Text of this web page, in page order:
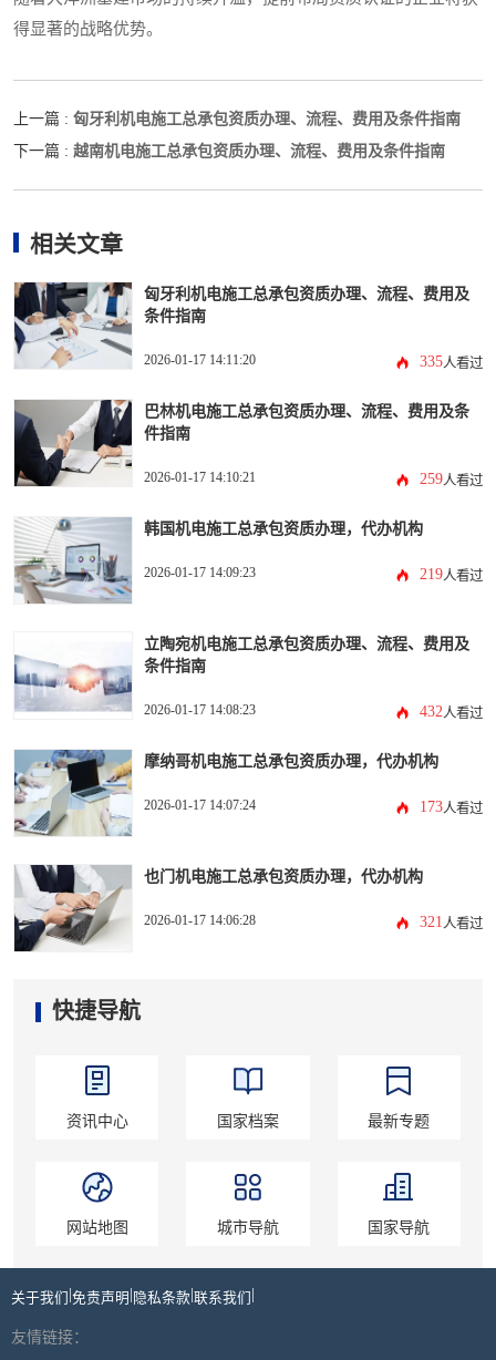
得显著的战略优势。
上一篇 : 匈牙利机电施工总承包资质办理、流程、费用及条件指南
下一篇 : 越南机电施工总承包资质办理、流程、费用及条件指南
相关文章
匈牙利机电施工总承包资质办理、流程、费用及
条件指南
2026-01-17 14:11:20 335人看过
巴林机电施工总承包资质办理、流程、费用及条
件指南
2026-01-17 14:10:21 259人看过
韩国机电施工总承包资质办理，代办机构
2026-01-17 14:09:23 219人看过
立陶宛机电施工总承包资质办理、流程、费用及
条件指南
2026-01-17 14:08:23 432人看过
摩纳哥机电施工总承包资质办理，代办机构
2026-01-17 14:07:24 173人看过
也门机电施工总承包资质办理，代办机构
2026-01-17 14:06:28 321人看过
快捷导航
资讯中心 国家档案 最新专题
网站地图 城市导航 国家导航
关于我们 免责声明 隐私条款 联系我们
友情链接：